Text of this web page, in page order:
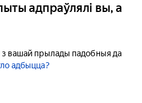
адпраўлялі вы, а
вашай прылады падобныя да
адбыцца?